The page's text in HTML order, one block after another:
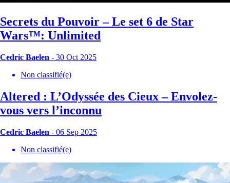
Secrets du Pouvoir – Le set 6 de Star
Wars™: Unlimited
Cedric Baelen - 30 Oct 2025
Non classifié(e)
Altered : L’Odyssée des Cieux – Envolez-
vous vers l’inconnu
Cedric Baelen - 06 Sep 2025
Non classifié(e)